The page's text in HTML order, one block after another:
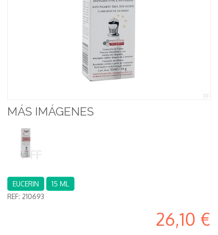
MÁS IMÁGENES
EUCERIN
15 ML
REF: 210693
26,10 €